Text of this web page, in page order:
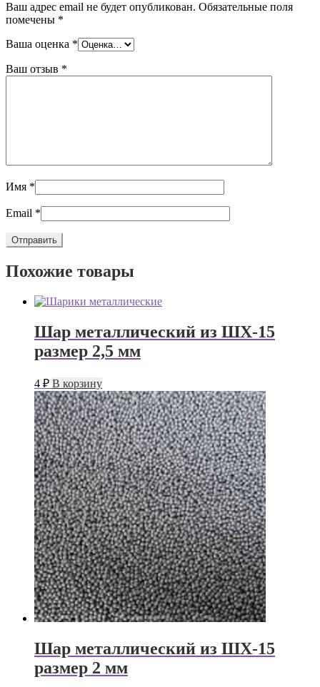
Ваш адрес email не будет опубликован. Обязательные поля
помечены *
Ваша оценка *
Ваш отзыв *
Имя *
Email *
Похожие товары
Шар металлический из ШХ-15
размер 2,5 мм
4 ₽ В корзину
Шар металлический из ШХ-15
размер 2 мм